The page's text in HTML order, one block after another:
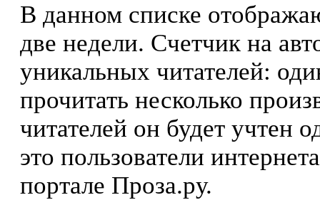
В данном списке
две недели. Счетчик на
уникальных читателей:
прочитать несколько
читателей он будет учтен
это пользователи
портале Проза.ру.